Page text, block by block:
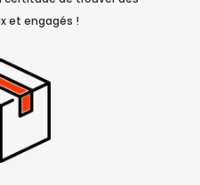
et engagés !